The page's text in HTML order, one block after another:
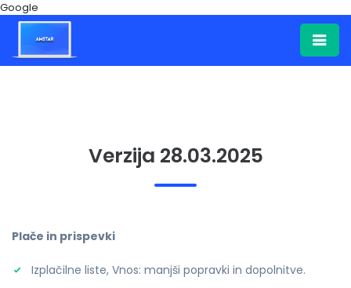
Google
Verzija 28.03.2025
Plače in prispevki
Izplačilne liste, Vnos: manjši popravki in dopolnitve.